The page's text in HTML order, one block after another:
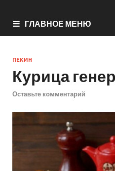
ГЛАВНОЕ МЕНЮ
ПЕКИН
Курица
Оставьте комментарий